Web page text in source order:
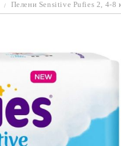
Пелени Sensitive Pufies 2, 4-8